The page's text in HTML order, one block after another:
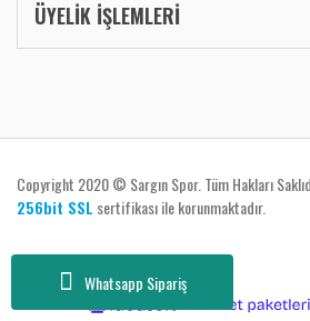
Whatsapp Sipariş
ÜYELİK İŞLEMLERİ
Copyright 2020 © Sargın Spor. Tüm Hakları
256bit SSL sertifikası ile korunmaktadır.